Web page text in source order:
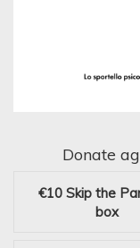
Donate
€10 Skip the
box